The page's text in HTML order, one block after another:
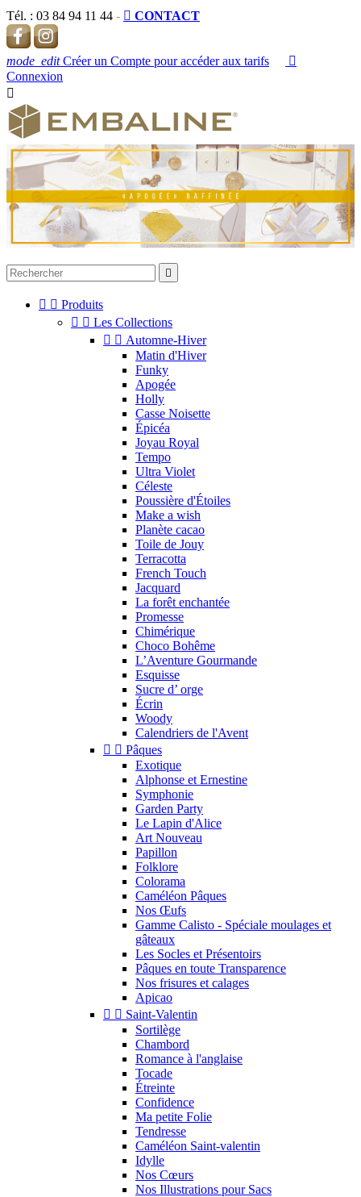
Tél. : 03 84 94 11 44 -  CONTACT
mode_edit Créer un Compte pour accéder aux tarifs

Connexion


  Produits
  Les Collections
  Automne-Hiver
Matin d'Hiver
Funky
Apogée
Holly
Casse Noisette
Épicéa
Joyau Royal
Tempo
Ultra Violet
Céleste
Poussière d'Étoiles
Make a wish
Planète cacao
Toile de Jouy
Terracotta
French Touch
Jacquard
La forêt enchantée
Promesse
Chimérique
Choco Bohême
L’Aventure Gourmande
Esquisse
Sucre d’ orge
Écrin
Woody
Calendriers de l'Avent
  Pâques
Exotique
Alphonse et Ernestine
Symphonie
Garden Party
Le Lapin d'Alice
Art Nouveau
Papillon
Folklore
Colorama
Caméléon Pâques
Nos Œufs
Gamme Calisto - Spéciale moulages et
gâteaux
Les Socles et Présentoirs
Pâques en toute Transparence
Nos frisures et calages
Apicao
  Saint-Valentin
Sortilège
Chambord
Romance à l'anglaise
Tocade
Étreinte
Confidence
Ma petite Folie
Tendresse
Caméléon Saint-valentin
Idylle
Nos Cœurs
Nos Illustrations pour Sacs